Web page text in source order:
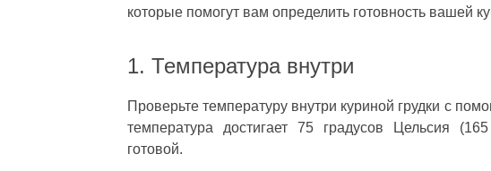
которые помогут вам определить готовность вашей
1. Температура внутри
Проверьте температуру внутри куриной грудки с
температура достигает 75 градусов Цельсия
готовой.